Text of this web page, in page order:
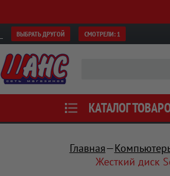
ВЫБРАТЬ ДРУГОЙ СМОТРЕЛИ: 1
КАТАЛОГ
Главная
Жесткий диск